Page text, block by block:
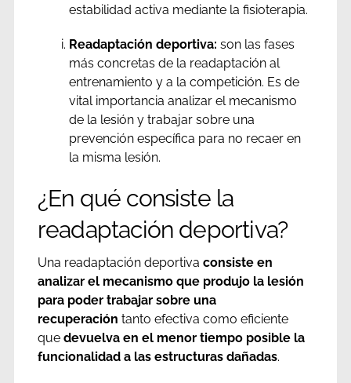
estabilidad activa mediante la fisioterapia.
Readaptación deportiva: son las fases
más concretas de la readaptación al
entrenamiento y a la competición. Es de
vital importancia analizar el mecanismo
de la lesión y trabajar sobre una
prevención específica para no recaer en
la misma lesión.
¿En qué consiste la
readaptación deportiva?
Una readaptación deportiva consiste en
analizar el mecanismo que produjo la lesión
para poder trabajar sobre una
recuperación tanto efectiva como eficiente
que devuelva en el menor tiempo posible la
funcionalidad a las estructuras dañadas.